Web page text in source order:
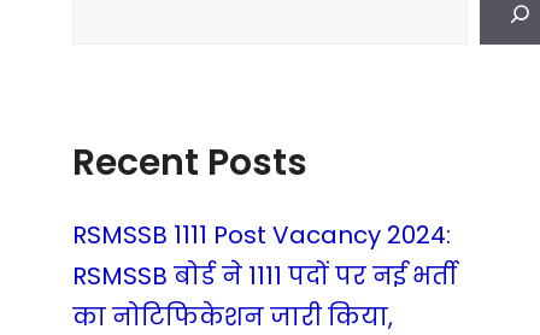
Recent Posts
RSMSSB 1111 Post Vacancy 2024:
RSMSSB बोर्ड ने 1111 पदों पर नई भर्ती
का नोटिफिकेशन जारी किया,